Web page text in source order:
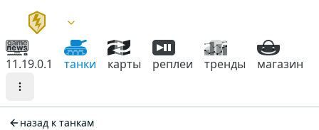
11.19.0.1 танки карты реплеи тренды магазин
назад к танкам